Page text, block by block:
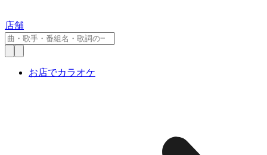
店舗
お店でカラオケ